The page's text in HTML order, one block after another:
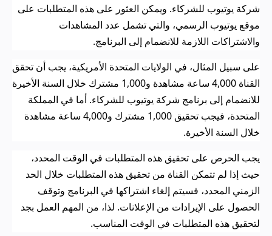
شركة يوتيوب للشركاء. ويمكن العثور على هذه المتطلبات على
موقع يوتيوب الرسمي، والتي تشمل عدد المشاهدات
والاشتراكات اللازمة للانضمام إلى البرنامج.
على سبيل المثال، في الولايات المتحدة الأمريكية، يجب أن تحقق
القناة 4,000 ساعة مشاهدة و1,000 مشترك خلال السنة الأخيرة
للانضمام إلى برنامج شركة يوتيوب للشركاء. أما في المملكة
المتحدة، فيجب تحقيق 1,000 مشترك و4,000 ساعة مشاهدة
خلال السنة الأخيرة.
يجب الحرص على تحقيق هذه المتطلبات في الوقت المحدد،
حيث إذا لم تتمكن القناة من تحقيق هذه المتطلبات خلال الحد
الزمني المحدد، فسيتم إلغاء اشتراكها في البرنامج وتوقف
الحصول على الإيرادات من الإعلانات. لذا، من المهم العمل بجد
لتحقيق هذه المتطلبات في الوقت المناسب.